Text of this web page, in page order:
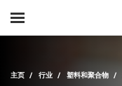
主页 行业 塑料和聚合物